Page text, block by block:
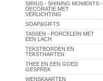
SIRIUS - SHINING MOMENTS -
DECORATIE MET
VERLICHTING
SOAP&GIFTS
TASSEN - PORCELEIN MET
EEN LACH
TEKSTBORDEN EN
TEKSTHARTEN
THEE EN EEN GOED
GESPREK
WENSKAARTEN